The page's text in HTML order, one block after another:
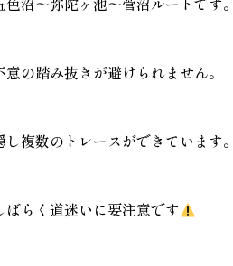
の踏み抜きが避けられません。
複数のトレースができています。
らく道迷いに要注意です